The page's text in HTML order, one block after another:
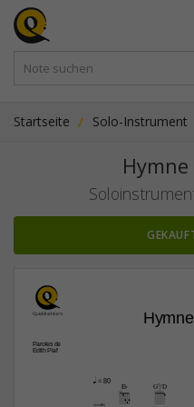
Startseite Solo-Instrument
Paroles de
Edith Piaf
E¨ G7/D
q = 80
cordes